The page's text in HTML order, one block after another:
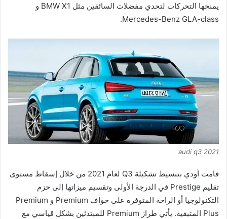
يمنحها التحركات لتحدي مفضلات السائقين مثل BMW X1 و
Mercedes-Benz GLA-class.
audi q3 2021
قامت أودي بتبسيط تشكيلة Q3 لعام 2021 من خلال إسقاط مستوى
تقليم Prestige في الدرجة الأولى وتقسيم ميزاتها إلى حزم
التكنولوجيا أو الراحة المتوفرة على حواف Premium و Premium
Plus المتبقية. يأتي طراز Premium للمبتدئين بشكل قياسي مع